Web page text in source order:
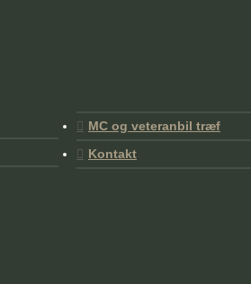
MC og veteranbil træf
Kontakt